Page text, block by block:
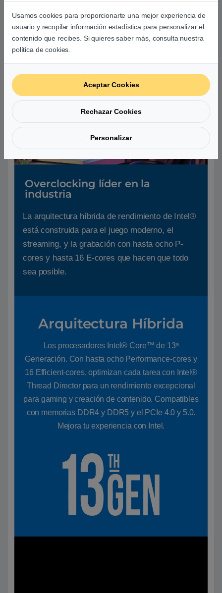
Abróchate el cinturón porque las multitareas no
te detendrán con el procesador Intel® Core™
de 13ᵃ generación.
Overclocking líder en la
industria
La arquitectura híbrida de rendimiento de Intel®
está construida para el juego moderno, el
streaming, y la grabación con hasta ocho P-
cores y hasta 16 E-cores que hacen que todo
sea posible.
Arquitectura Híbrida
Los procesadores Intel® Core™ de 13ᵃ
Generación. Con hasta ocho Performance-cores y
16 Efficient-cores, optimizan cada tarea con Intel®
Thread Director para un rendimiento excepcional
para gaming y creación de contenido. Compatibles
con memorias DDR4 y DDR5 y el PCIe 4.0 y 5.0.
Mejora tu experiencia con Intel.
Usamos cookies para proporcionarte una mejor experiencia de
usuario y recopilar información estadística para personalizar el
contenido que recibes. Si quieres saber más, consulta nuestra
política de cookies.
Aceptar Cookies
Rechazar Cookies
Personalizar